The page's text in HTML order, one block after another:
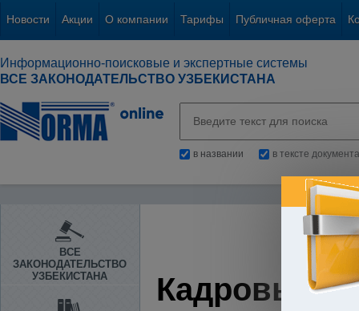
Новости Акции О компании Тарифы Публичная оферта
Информационно-поисковые и экспертные системы
ВСЕ ЗАКОНОДАТЕЛЬСТВО УЗБЕКИСТАНА
в названии в тексте документа
ВСЕ
ЗАКОНОДАТЕЛЬСТВО
УЗБЕКИСТАНА
Кадровый